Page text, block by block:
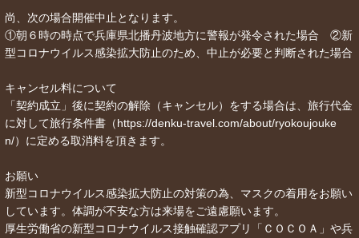
尚、次の場合開催中止となります。
①朝６時の時点で兵庫県北播丹波地方に警報が発令された場合 ②新
型コロナウイルス感染拡大防止のため、中止が必要と判断された場合
キャンセル料について
「契約成立」後に契約の解除（キャンセル）をする場合は、旅行代金
に対して旅行条件書（https://denku-travel.com/about/ryokoujouke
n/）に定める取消料を頂きます。
お願い
新型コロナウイルス感染拡大防止の対策の為、マスクの着用をお願い
しています。体調が不安な方は来場をご遠慮願います。
厚生労働省の新型コロナウイルス接触確認アプリ「ＣＯＣＯＡ」や兵